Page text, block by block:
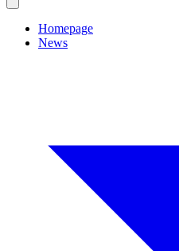
Homepage
News